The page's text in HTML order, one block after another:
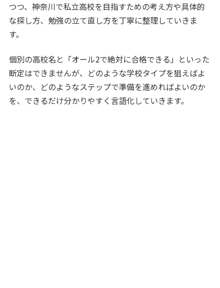
つつ、神奈川で私立高校を目指すための考え方や具体的
な探し方、勉強の立て直し方を丁寧に整理していきま
す。
個別の高校名と「オール2で絶対に合格できる」といった
断定はできませんが、どのような学校タイプを狙えばよ
いのか、どのようなステップで準備を進めればよいのか
を、できるだけ分かりやすく言語化していきます。